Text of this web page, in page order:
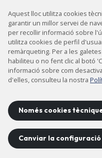
©2026CELLS
Aquest lloc utilitza cookies
garantir un millor servei de
per recollir informació sobre
utilitza cookies de perfil
remàrqueting. Per a les
habiliteu o no fent clic al botó
informació sobre com
d'elles, consulteu la nostra
Només cookies
Canviar la configuració